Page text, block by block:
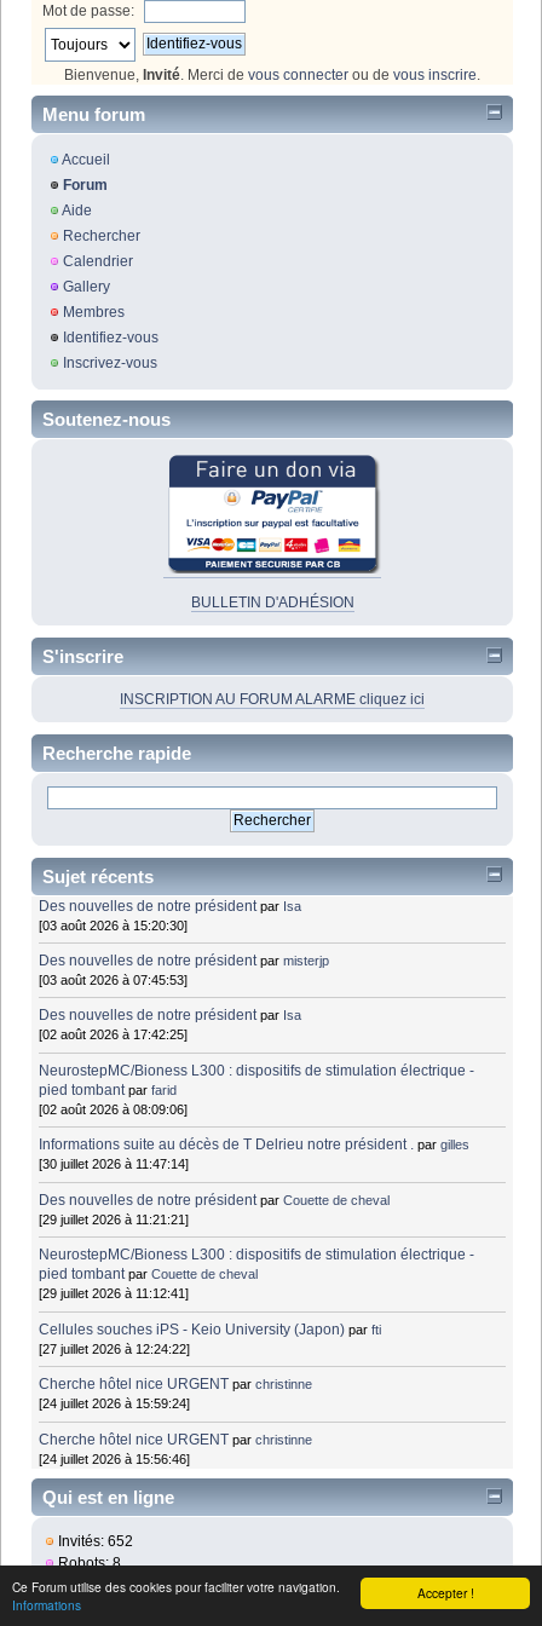
Accepter !
Ce Forum utilise des cookies pour faciliter votre navigation.
Informations
Mot de passe:
Bienvenue, Invité. Merci de vous connecter ou de vous inscrire.
Menu forum
Accueil
Forum
Aide
Rechercher
Calendrier
Gallery
Membres
Identifiez-vous
Inscrivez-vous
Soutenez-nous
BULLETIN D'ADHÉSION
S'inscrire
INSCRIPTION AU FORUM ALARME cliquez ici
Recherche rapide
Sujet récents
Des nouvelles de notre président par Isa
[03 août 2026 à 15:20:30]
Des nouvelles de notre président parmisterjp
[03 août 2026 à 07:45:53]
Des nouvelles de notre président par Isa
[02 août 2026 à 17:42:25]
NeurostepMC/Bioness L300 : dispositifs de stimulation électrique -
pied tombant parfarid
[02 août 2026 à 08:09:06]
Informations suite au décès de T Delrieu notre président . pargilles
[30 juillet 2026 à 11:47:14]
Des nouvelles de notre président parCouette de cheval
[29 juillet 2026 à 11:21:21]
NeurostepMC/Bioness L300 : dispositifs de stimulation électrique -
pied tombant parCouette de cheval
[29 juillet 2026 à 11:12:41]
Cellules souches iPS - Keio University (Japon) parfti
[27 juillet 2026 à 12:24:22]
Cherche hôtel nice URGENT parchristinne
[24 juillet 2026 à 15:59:24]
Cherche hôtel nice URGENT parchristinne
[24 juillet 2026 à 15:56:46]
Qui est en ligne
Invités: 652
Robots: 8
Caché: 0
Membres: 0